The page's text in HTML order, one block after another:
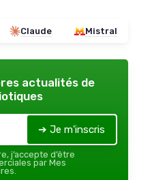
Claude Mistral
actualités de
➔ Je m'inscris
j’accepte d’être
par Mes